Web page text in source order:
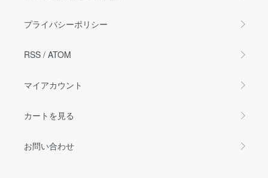
プライバシーポリシー
RSS / ATOM
マイアカウント
カートを見る
お問い合わせ